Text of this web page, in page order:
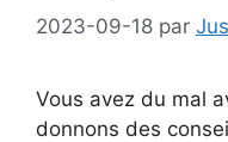
2023-09-18 par
Vous avez du mal
donnons des